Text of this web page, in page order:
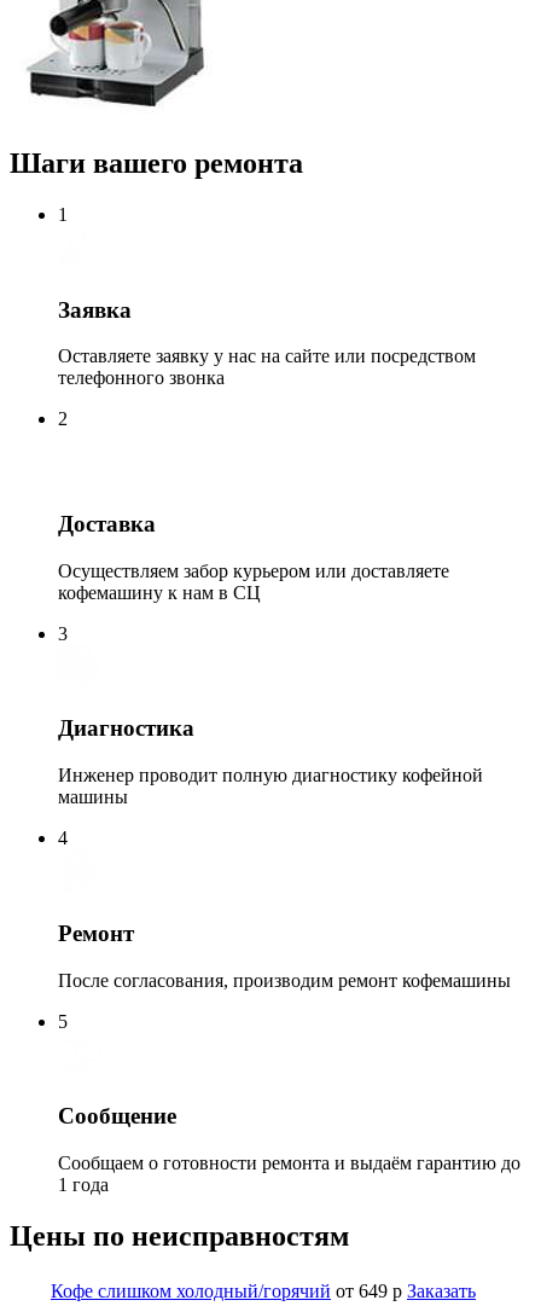
Шаги вашего ремонта
1
Заявка
Оставляете заявку у нас на сайте или посредством
телефонного звонка
2
Доставка
Осуществляем забор курьером или доставляете
кофемашину к нам в СЦ
3
Диагностика
Инженер проводит полную диагностику кофейной
машины
4
Ремонт
После согласования, производим ремонт кофемашины
5
Сообщение
Сообщаем о готовности ремонта и выдаём гарантию до
1 года
Цены по неисправностям
Кофе слишком холодный/горячий от 649 р Заказать